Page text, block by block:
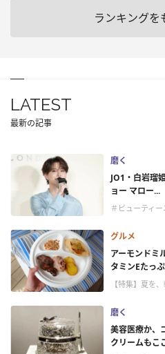
ランキングを
LATEST
最新の記事
磨く
JO1・白岩瑠
ョー マロー...
＃ビューティー
グルメ
アーモンド
タミンEたっ
【特集】夏を
磨く
美容医療か、
クリームもこ